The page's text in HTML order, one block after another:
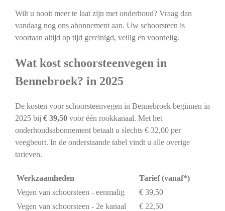
Wilt u nooit meer te laat zijn met onderhoud? Vraag dan
vandaag nog ons abonnement aan. Uw schoorsteen is
voortaan altijd op tijd gereinigd, veilig en voordelig.
Wat kost schoorsteenvegen in
Bennebroek? in 2025
De kosten voor schoorsteenvegen in Bennebroek beginnen in
2025 bij € 39,50voor één rookkanaal. Met het
onderhoudsabonnement betaalt u slechts € 32,00 per
veegbeurt. In de onderstaande tabel vindt u alle overige
tarieven.
Werkzaamheden
Tarief (vanaf*)
Vegen van schoorsteen - eenmalig
€ 39,50
Vegen van schoorsteen - 2e kanaal
€ 22,50